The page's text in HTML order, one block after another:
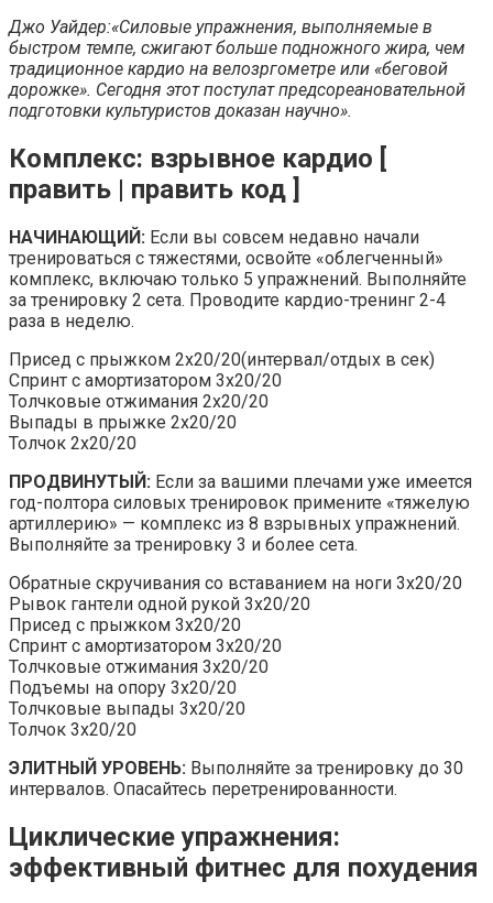
Джо Уайдер:«Силовые упражнения, выполняемые в
быстром темпе, сжигают больше подножного жира, чем
традиционное кардио на велозргометре или «беговой
дорожке». Сегодня этот постулат предсореановательной
подготовки культуристов доказан научно».
Комплекс: взрывное кардио [
править | править код ]
НАЧИНАЮЩИЙ: Если вы совсем недавно начали
тренироваться с тяжестями, освойте «облегченный»
комплекс, включаю только 5 упражнений. Выполняйте
за тренировку 2 сета. Проводите кардио-тренинг 2-4
раза в неделю.
Присед с прыжком 2х20/20(интервал/отдых в сек)
Спринт с амортизатором 3х20/20
Толчковые отжимания 2х20/20
Выпады в прыжке 2х20/20
Толчок 2х20/20
ПРОДВИНУТЫЙ: Если за вашими плечами уже имеется
год-полтора силовых тренировок примените «тяжелую
артиллерию» — комплекс из 8 взрывных упражнений.
Выполняйте за тренировку 3 и более сета.
Обратные скручивания со вставанием на ноги 3х20/20
Рывок гантели одной рукой 3х20/20
Присед с прыжком 3х20/20
Спринт с амортизатором 3х20/20
Толчковые отжимания 3х20/20
Подъемы на опору 3х20/20
Толчковые выпады 3х20/20
Толчок 3х20/20
ЭЛИТНЫЙ УРОВЕНЬ: Выполняйте за тренировку до 30
интервалов. Опасайтесь перетренированности.
Циклические упражнения:
эффективный фитнес для похудения